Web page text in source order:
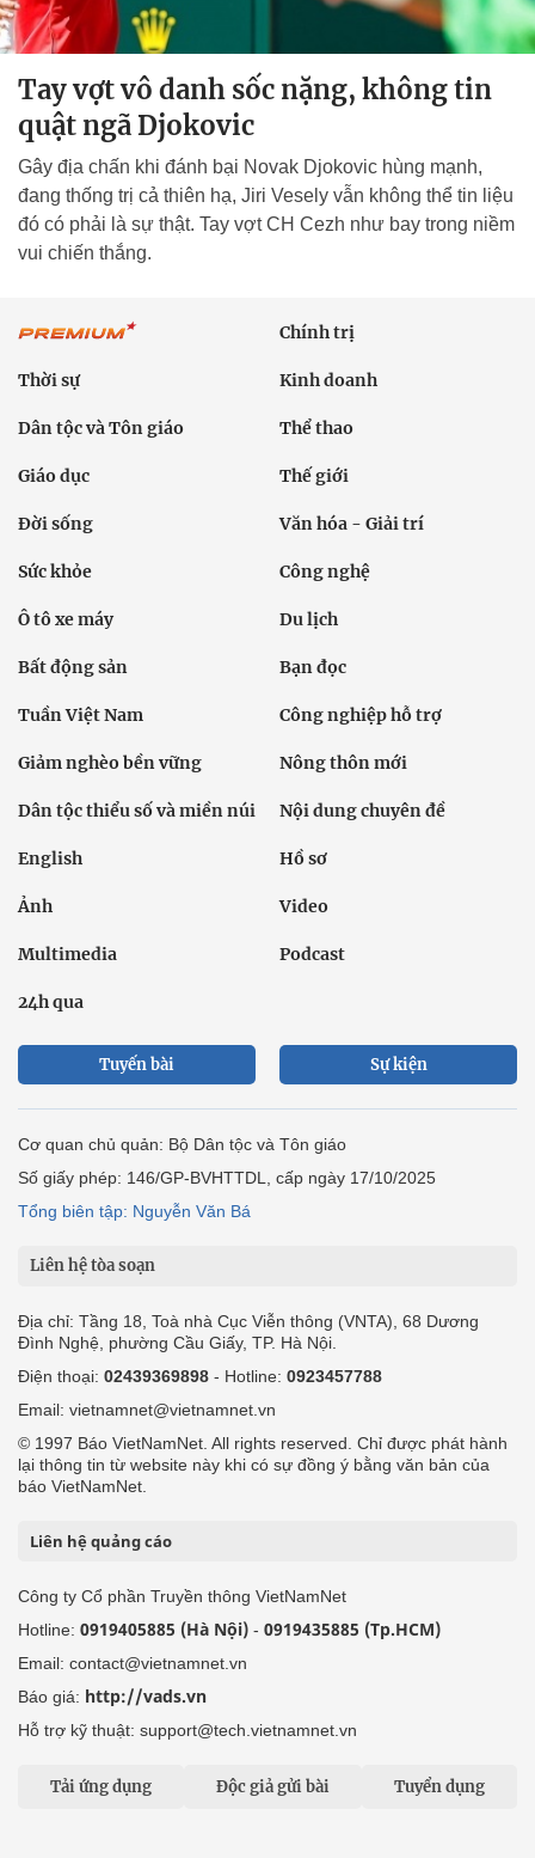
Tay vợt vô danh sốc nặng, không tin
quật ngã Djokovic
Gây địa chấn khi đánh bại Novak Djokovic hùng mạnh,
đang thống trị cả thiên hạ, Jiri Vesely vẫn không thể tin liệu
đó có phải là sự thật. Tay vợt CH Cezh như bay trong niềm
vui chiến thắng.
Chính trị
Thời sự Kinh doanh
Dân tộc và Tôn giáo Thể thao
Giáo dục Thế giới
Đời sống Văn hóa - Giải trí
Sức khỏe Công nghệ
Ô tô xe máy Du lịch
Bất động sản Bạn đọc
Tuần Việt Nam Công nghiệp hỗ trợ
Giảm nghèo bền vững Nông thôn mới
Dân tộc thiểu số và miền núi Nội dung chuyên đề
English Hồ sơ
Ảnh Video
Multimedia Podcast
24h qua
Tuyến bài Sự kiện
Cơ quan chủ quản: Bộ Dân tộc và Tôn giáo
Số giấy phép: 146/GP-BVHTTDL, cấp ngày 17/10/2025
Tổng biên tập: Nguyễn Văn Bá
Liên hệ tòa soạn
Địa chỉ: Tầng 18, Toà nhà Cục Viễn thông (VNTA), 68 Dương
Đình Nghệ, phường Cầu Giấy, TP. Hà Nội.
Điện thoại: 02439369898 - Hotline: 0923457788
Email: vietnamnet@vietnamnet.vn
© 1997 Báo VietNamNet. All rights reserved. Chỉ được phát hành
lại thông tin từ website này khi có sự đồng ý bằng văn bản của
báo VietNamNet.
Liên hệ quảng cáo
Công ty Cổ phần Truyền thông VietNamNet
Hotline: 0919405885 (Hà Nội) - 0919435885 (Tp.HCM)
Email: contact@vietnamnet.vn
Báo giá: http://vads.vn
Hỗ trợ kỹ thuật: support@tech.vietnamnet.vn
Tải ứng dụng Độc giả gửi bài Tuyển dụng